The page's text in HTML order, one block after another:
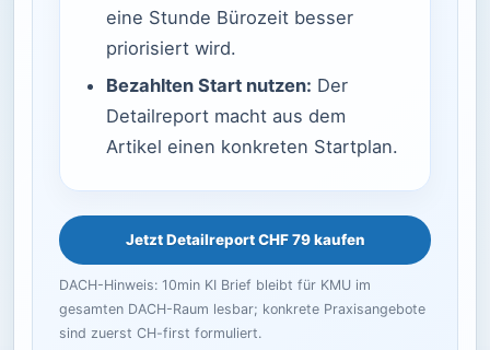
eine Stunde Bürozeit besser
priorisiert wird.
Bezahlten Start nutzen: Der
Detailreport macht aus dem
Artikel einen konkreten Startplan.
Jetzt Detailreport CHF 79 kaufen
DACH-Hinweis: 10min KI Brief bleibt für KMU im
gesamten DACH-Raum lesbar; konkrete Praxisangebote
sind zuerst CH-first formuliert.